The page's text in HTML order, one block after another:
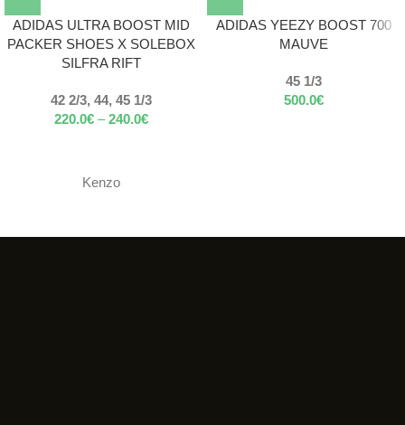
ADIDAS ULTRA BOOST MID
PACKER SHOES X SOLEBOX
SILFRA RIFT
42 2/3, 44, 45 1/3
220.0€ – 240.0€
ADIDAS YEEZY BOOST 700
MAUVE
45 1/3
500.0€
Kenzo